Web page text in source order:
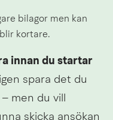
bilagor men kan
kortare.
innan du startar
spara det du
men du vill
skicka ansökan